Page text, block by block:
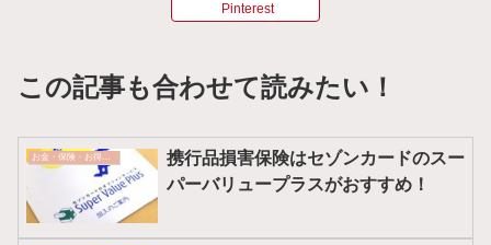
Pinterest
この記事も合わせて読みたい！
お金・保険・お得情報
携行品損害保険はセゾンカードのスー
パーバリュープラスがおすすめ！